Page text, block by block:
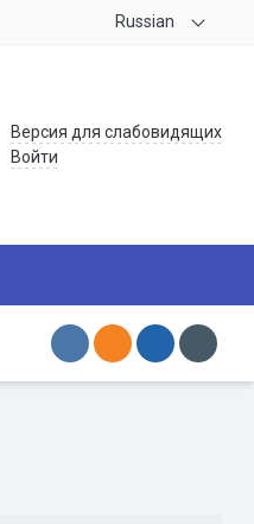
Russian
Версия для слабовидящих
Войти